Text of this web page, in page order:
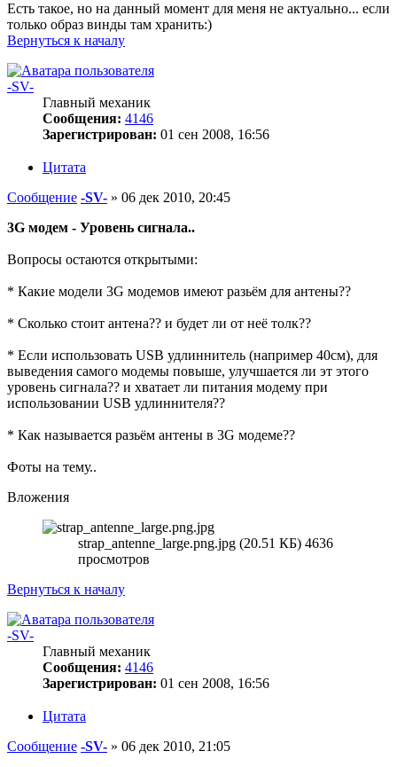
Есть такое, но на данный момент для меня не актуально... если
только образ винды там хранить:)
Вернуться к началу
-SV-
Главный механик
Сообщения: 4146
Зарегистрирован: 01 сен 2008, 16:56
Цитата
Сообщение -SV- » 06 дек 2010, 20:45
3G модем - Уровень сигнала..
Вопросы остаются открытыми:
* Какие модели 3G модемов имеют разьём для антены??
* Сколько стоит антена?? и будет ли от неё толк??
* Если использовать USB удлиннитель (например 40см), для
выведения самого модемы повыше, улучшается ли эт этого
уровень сигнала?? и хватает ли питания модему при
использовании USB удлиннителя??
* Как называется разьём антены в 3G модеме??
Фоты на тему..
Вложения
strap_antenne_large.png.jpg (20.51 КБ) 4636
просмотров
Вернуться к началу
-SV-
Главный механик
Сообщения: 4146
Зарегистрирован: 01 сен 2008, 16:56
Цитата
Сообщение -SV- » 06 дек 2010, 21:05